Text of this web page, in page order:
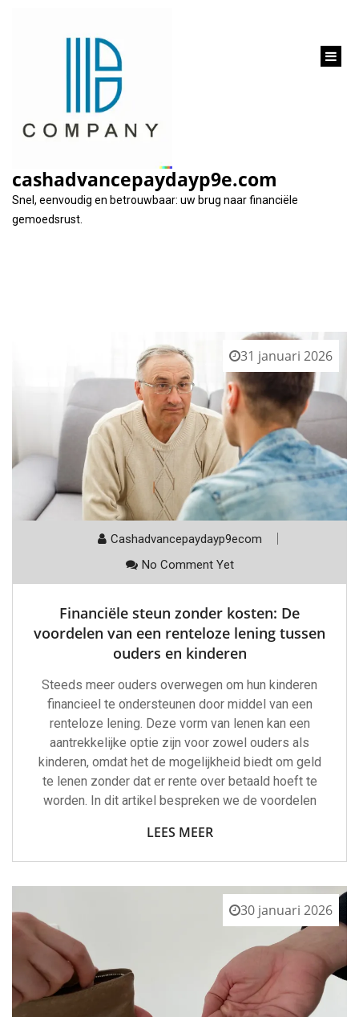
cashadvancepaydayp9e.com
Snel, eenvoudig en betrouwbaar: uw brug naar financiële
gemoedsrust.
Maand:
31 januari 2026
Cashadvancepaydayp9ecom
No Comment Yet
Financiële steun zonder kosten: De
voordelen van een renteloze lening tussen
ouders en kinderen
Steeds meer ouders overwegen om hun kinderen
financieel te ondersteunen door middel van een
renteloze lening. Deze vorm van lenen kan een
aantrekkelijke optie zijn voor zowel ouders als
kinderen, omdat het de mogelijkheid biedt om geld
te lenen zonder dat er rente over betaald hoeft te
worden. In dit artikel bespreken we de voordelen
LEES MEER
30 januari 2026